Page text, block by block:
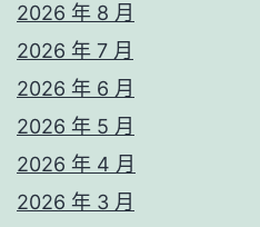
2026 年 8 月
2026 年 7 月
2026 年 6 月
2026 年 5 月
2026 年 4 月
2026 年 3 月